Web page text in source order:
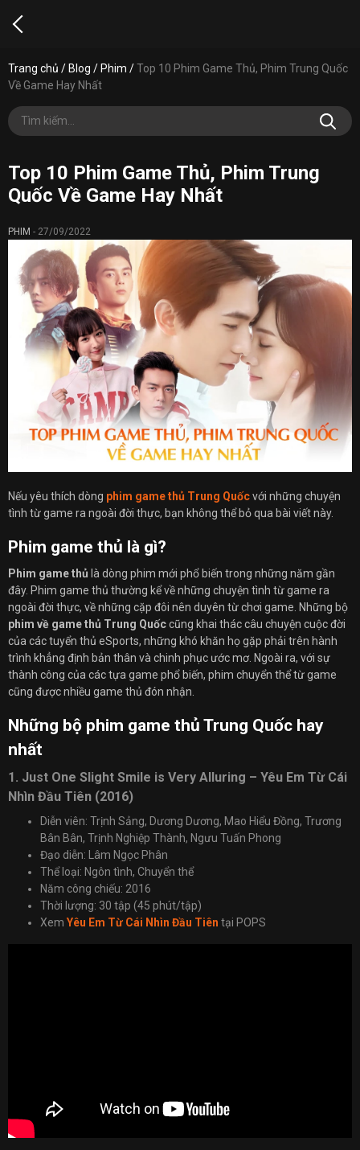
Trang chủ / Blog / Phim /Top 10 Phim Game Thủ, Phim Trung Quốc
Về Game Hay Nhất
Top 10 Phim Game Thủ, Phim Trung
Quốc Về Game Hay Nhất
PHIM - 27/09/2022
Nếu yêu thích dòng phim game thủ Trung Quốcvới những chuyện
tình từ game ra ngoài đời thực, bạn không thể bỏ qua bài viết này.
Phim game thủ là gì?
Phim game thủ là dòng phim mới phổ biến trong những năm gần
đây. Phim game thủ thường kể về những chuyện tình từ game ra
ngoài đời thực, về những cặp đôi nên duyên từ chơi game. Những bộ
phim về game thủ Trung Quốccũng khai thác câu chuyện cuộc đời
của các tuyển thủ eSports, những khó khăn họ gặp phải trên hành
trình khẳng định bản thân và chinh phục ước mơ. Ngoài ra, với sự
thành công của các tựa game phổ biến, phim chuyển thể từ game
cũng được nhiều game thủ đón nhận.
Những bộ phim game thủ Trung Quốc hay
nhất
1. Just One Slight Smile is Very Alluring – Yêu Em Từ Cái
Nhìn Đầu Tiên (2016)
Diễn viên: Trịnh Sảng, Dương Dương, Mao Hiểu Đồng, Trương
Bân Bân, Trịnh Nghiệp Thành, Ngưu Tuấn Phong
Đạo diễn: Lâm Ngọc Phân
Thể loại: Ngôn tình, Chuyển thể
Năm công chiếu: 2016
Thời lượng: 30 tập (45 phút/tập)
Xem Yêu Em Từ Cái Nhìn Đầu Tiên tại POPS